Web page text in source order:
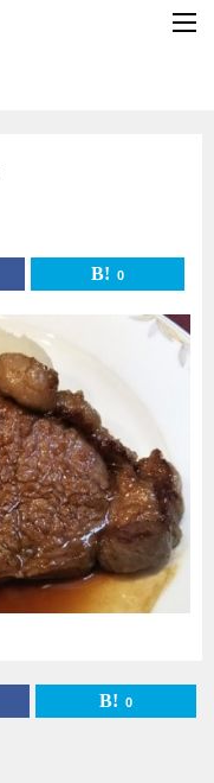
0
0